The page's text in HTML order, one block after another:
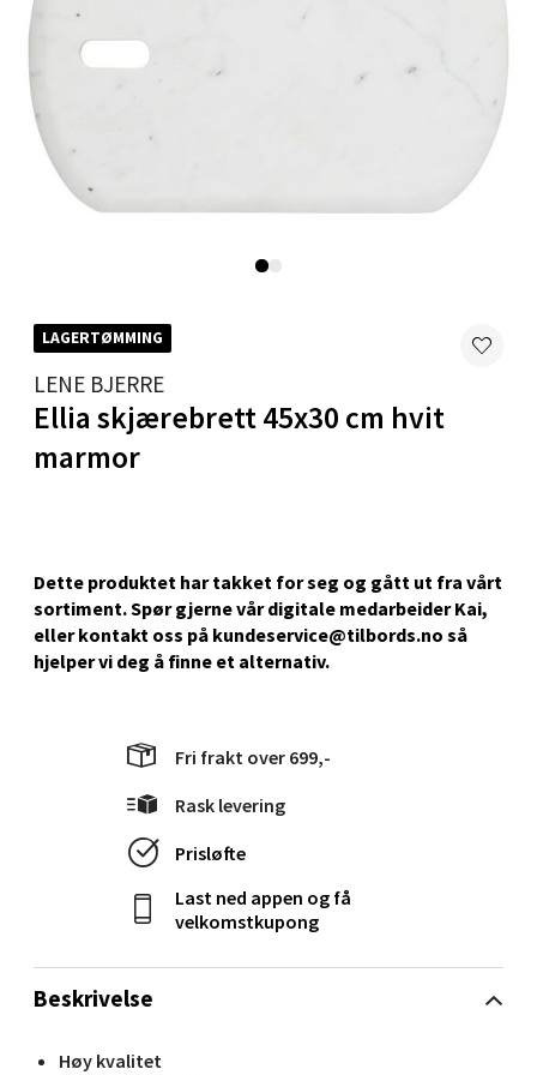
LAGERTØMMING
LENE BJERRE
Ellia skjærebrett 45x30 cm hvit
marmor
Dette produktet har takket for seg og gått ut fra vårt
sortiment. Spør gjerne vår digitale medarbeider Kai,
eller kontakt oss på kundeservice@tilbords.no så
hjelper vi deg å ﬁnne et alternativ.
Beskrivelse
Høy kvalitet
Fri frakt over 699,-
Rask levering
Prisløfte
Last ned appen og få
velkomstkupong
Karmsund - Thon Senter Oasen
Austbøvegen 16, 5542 Karmsund
Stavanger og Sandnes - Kilden
Åpent i dag 10-18
0 i butikk
Stavanger og Sandnes - Kvadrat
Gamle Stokkavei 1, 4313 Sandnes
0 i butikk